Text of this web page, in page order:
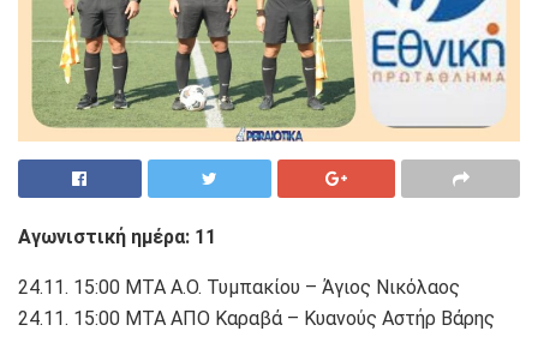
Αγωνιστική ημέρα: 11
24.11. 15:00 MTA Α.Ο. Τυμπακίου – Άγιος Νικόλαος
24.11. 15:00 MTA ΑΠΟ Καραβά – Κυανούς Αστήρ Βάρης